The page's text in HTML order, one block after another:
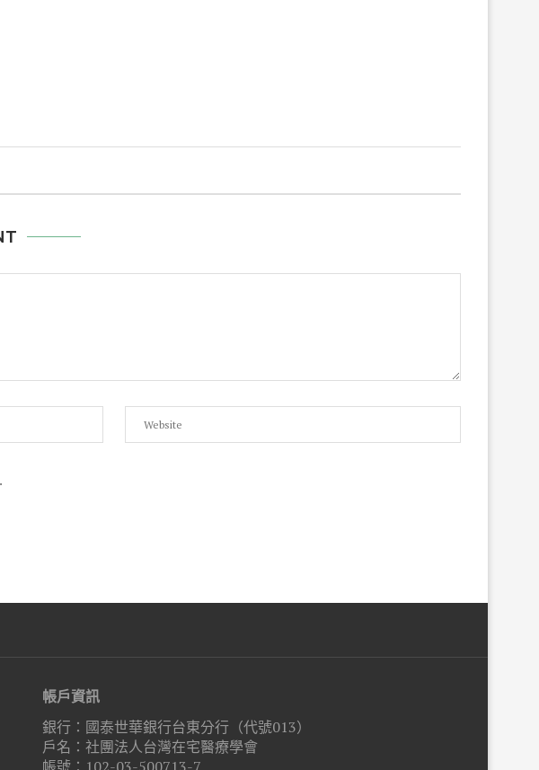
帳戶資訊
銀行：國泰世華銀行台東分行（代號013）
戶名：社團法人台灣在宅醫療學會